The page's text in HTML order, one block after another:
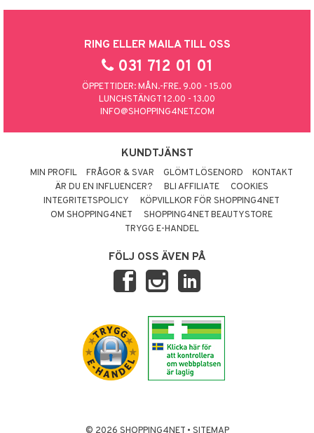
RING ELLER MAILA TILL OSS
031 712 01 01
ÖPPETTIDER: MÅN.-FRE. 9.00 - 15.00
LUNCHSTÄNGT 12.00 - 13.00
INFO@SHOPPING4NET.COM
KUNDTJÄNST
MIN PROFIL FRÅGOR & SVAR GLÖMT LÖSENORD
KONTAKT
ÄR DU EN INFLUENCER?
BLI AFFILIATE
COOKIES
INTEGRITETSPOLICY
KÖPVILLKOR FÖR SHOPPING4NET
OM SHOPPING4NET
SHOPPING4NET BEAUTYSTORE
TRYGG E-HANDEL
FÖLJ OSS ÄVEN PÅ